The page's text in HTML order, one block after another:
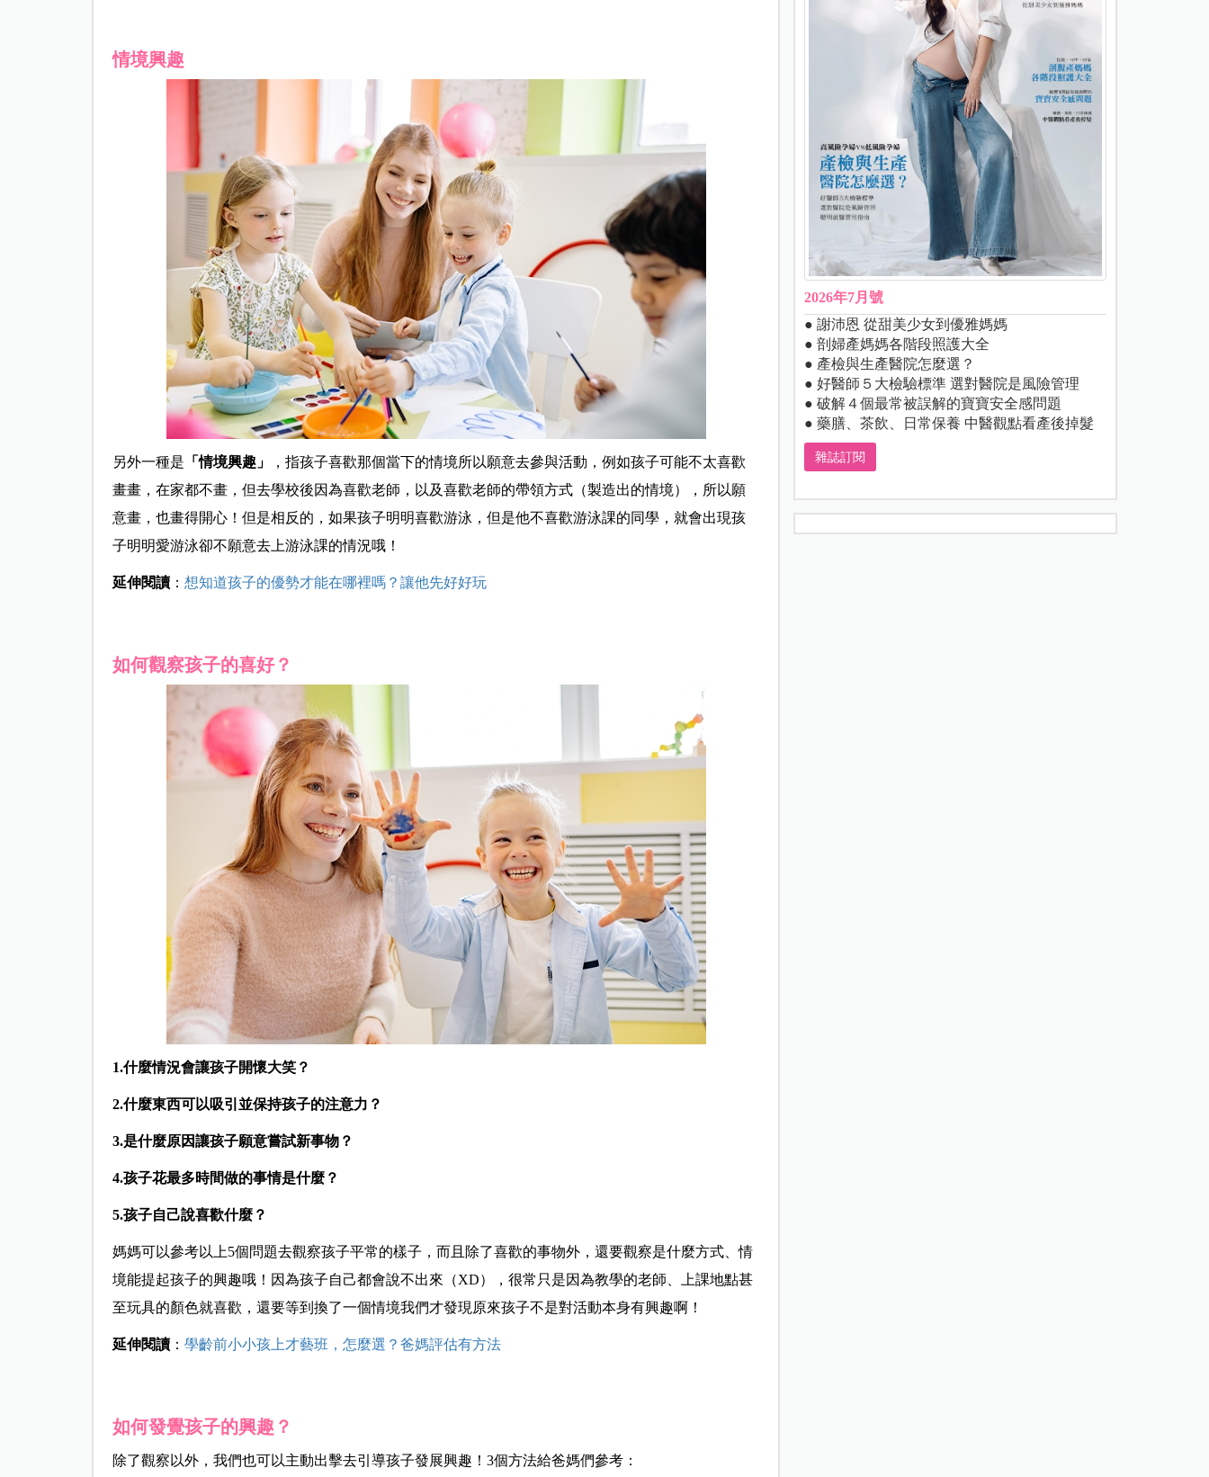
情境興趣
另外一種是 「情境興趣」
，指孩子喜歡那個當下的情境所以願意去參與活動，例如孩子可能不太喜歡
畫畫，在家都不畫，但去學校後因為喜歡老師，以及喜歡老師的帶領方式（製造出的情境），所以願
意畫，也畫得開心！但是相反的，如果孩子明明喜歡游泳，但是他不喜歡游泳課的同學，就會出現孩
子明明愛游泳卻不願意去上游泳課的情況哦！
延伸閱讀： 想知道孩子的優勢才能在哪裡嗎？讓他先好好玩
如何觀察孩子的喜好？
1.什麼情況會讓孩子開懷大笑？
2.什麼東西可以吸引並保持孩子的注意力？
3.是什麼原因讓孩子願意嘗試新事物？
4.孩子花最多時間做的事情是什麼？
5.孩子自己說喜歡什麼？
媽媽可以參考以上5個問題去觀察孩子平常的樣子，而且除了喜歡的事物外，還要觀察是什麼方式、情
境能提起孩子的興趣哦！因為孩子自己都會說不出來（XD），很常只是因為教學的老師、上課地點甚
至玩具的顏色就喜歡，還要等到換了一個情境我們才發現原來孩子不是對活動本身有興趣啊！
延伸閱讀： 學齡前小小孩上才藝班，怎麼選？爸媽評估有方法
如何發覺孩子的興趣？
除了觀察以外，我們也可以主動出擊去引導孩子發展興趣！3個方法給爸媽們參考：
2026年7月號
● 謝沛恩 從甜美少女到優雅媽媽
● 剖婦產媽媽各階段照護大全
● 產檢與生產醫院怎麼選？
● 好醫師５大檢驗標準 選對醫院是風險管理
● 破解４個最常被誤解的寶寶安全感問題
● 藥膳、茶飲、日常保養 中醫觀點看產後掉髮
雜誌訂閱